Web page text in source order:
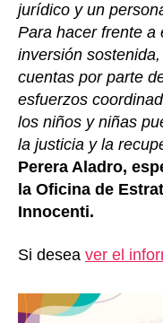
jurídico y un
Para hacer frente a
inversión
cuentas por parte
esfuerzos
los niños y niñas
la justicia y la
Perera Aladro,
la Oficina de
Innocenti.
Si desea ver el